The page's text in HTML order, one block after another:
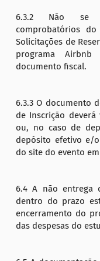
6.3.2 Não se
comprobatórios
Solicitações de
programa
documento fiscal.
6.3.3 O documento
de Inscrição
ou, no caso de
depósito efetivo e/
do site do evento
6.4 A não entrega
dentro do prazo
encerramento do
das despesas do